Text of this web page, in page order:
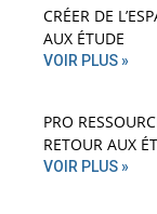
CRÉER DE
AUX ÉTUDE
VOIR PLUS »
PRO
RETOUR AUX
VOIR PLUS »